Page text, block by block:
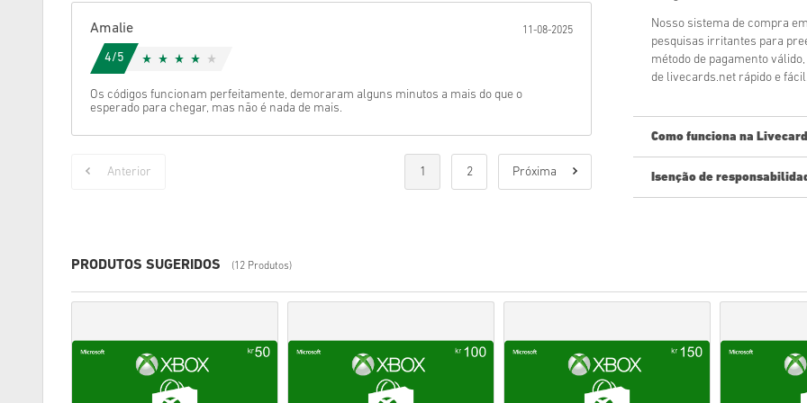
Amalie 11-08-2025
4/5
Os códigos funcionam perfeitamente, demoraram alguns minutos a mais do que o
esperado para chegar, mas não é nada de mais.
Anterior 1 2 Próxima
Nosso sistema de compra
pesquisas irritantes para
método de pagamento
de livecards.net rápido e fácil.
Como funciona na
Novo na Livecards.net?
Isenção de
Para obter mais
Esses códigos para
portanto, são originais.
Esses códigos não têm
PRODUTOS SUGERIDOS (12 Produtos)